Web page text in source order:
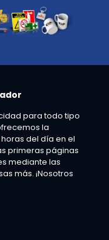
para todo tipo
la
del día en el
primeras páginas
mediante las
más. ¡Nosotros